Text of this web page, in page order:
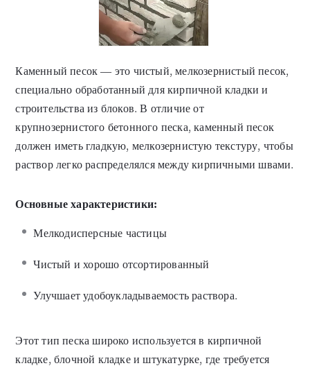
Каменный песок — это чистый, мелкозернистый песок,
специально обработанный для кирпичной кладки и
строительства из блоков. В отличие от
крупнозернистого бетонного песка, каменный песок
должен иметь гладкую, мелкозернистую текстуру, чтобы
раствор легко распределялся между кирпичными швами.
Основные характеристики:
Мелкодисперсные частицы
Чистый и хорошо отсортированный
Улучшает удобоукладываемость раствора.
Этот тип песка широко используется в кирпичной
кладке, блочной кладке и штукатурке, где требуется